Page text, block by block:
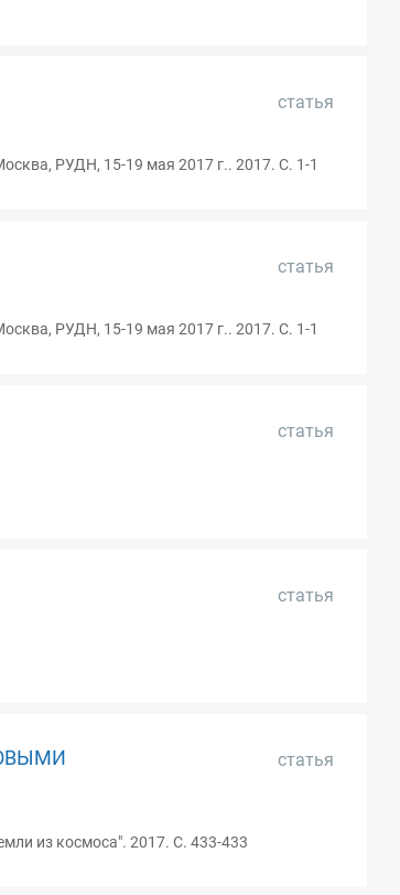
статья
РУДН, 15-19 мая 2017 г.. 2017. С. 1-1
статья
РУДН, 15-19 мая 2017 г.. 2017. С. 1-1
статья
статья
статья
из космоса". 2017. С. 433-433